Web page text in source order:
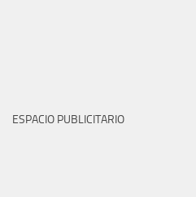
ESPACIO PUBLICITARIO